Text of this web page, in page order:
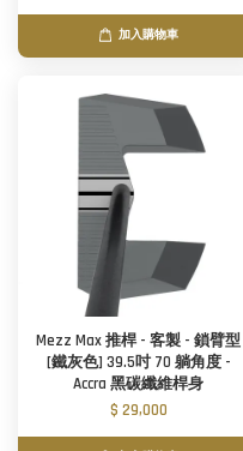
加入購物車
Mezz Max 推桿 - 客製 - 鎖臂型
[鐵灰色] 39.5吋 70 躺角度 -
Accra 黑碳纖維桿身
$ 29,000